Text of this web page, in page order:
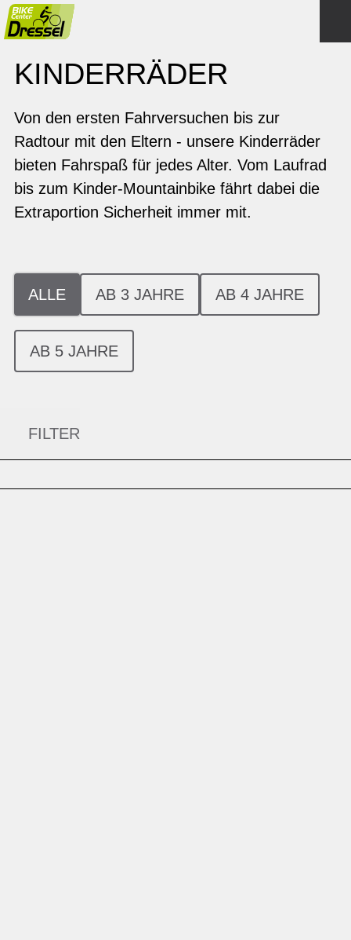
KINDERRÄDER
Von den ersten Fahrversuchen bis zur
Radtour mit den Eltern - unsere Kinderräder
bieten Fahrspaß für jedes Alter. Vom Laufrad
bis zum Kinder-Mountainbike fährt dabei die
Extraportion Sicherheit immer mit.
ALLE AB 3 JAHRE AB 4 JAHRE
AB 5 JAHRE
FILTER